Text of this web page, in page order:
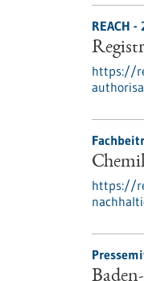
REACH -
https://
https://